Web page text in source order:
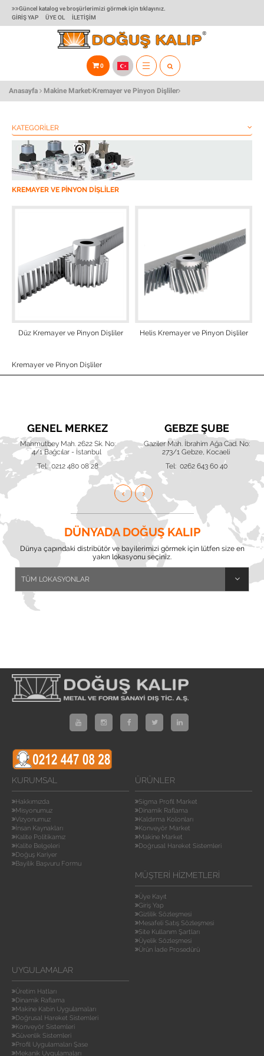
Güncel katalog ve broşürlerimizi görmek için tıklayınız.
GIRIŞ YAP
ÜYE OL İLETIŞIM
0
TOGGLE
NAVIGATION
Anasayfa Makine Market Kremayer ve Pinyon Dişliler
KATEGORILER
KREMAYER VE PINYON DIŞLILER
Düz Kremayer ve Pinyon Dişliler Helis Kremayer ve Pinyon Dişliler
Kremayer ve Pinyon Dişliler
GENEL MERKEZ
Mahmutbey Mah. 2622 Sk. No:
4/1 Bağcılar - İstanbul
Tel: 0212 480 08 28
GEBZE ŞUBE
Gaziler Mah. İbrahim Ağa Cad. No:
273/1 Gebze, Kocaeli
Tel: 0262 643 60 40
DÜNYADA DOĞUŞ KALIP
Dünya çapındaki distribütör ve bayilerimizi görmek için lütfen size en
yakın lokasyonu seçiniz.
KURUMSAL
Hakkımızda
Misyonumuz
Vizyonumuz
İnsan Kaynakları
Kalite Politikamız
Kalite Belgeleri
Doğuş Kariyer
Bayilik Başvuru Formu
ÜRÜNLER
Sigma Profil Market
Dinamik Raflama
Kaldırma Kolonları
Konveyör Market
Makine Market
Doğrusal Hareket Sistemleri
MÜŞTERI HIZMETLERI
Üye Kayıt
Giriş Yap
Gizlilik Sözleşmesi
Mesafeli Satış Sözleşmesi
Site Kullanım Şartları
Üyelik Sözleşmesi
Ürün İade Prosedürü
UYGULAMALAR
Üretim Hatları
Dinamik Raflama
Makine Kabin Uygulamaları
Doğrusal Hareket Sistemleri
Konveyör Sistemleri
Güvenlik Sistemleri
Profil Uygulamaları Şase
Mekanik Uygulamaları